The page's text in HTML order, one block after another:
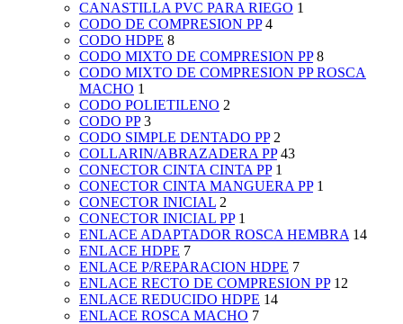
CANASTILLA PVC PARA RIEGO 1
CODO DE COMPRESION PP 4
CODO HDPE 8
CODO MIXTO DE COMPRESION PP 8
CODO MIXTO DE COMPRESION PP ROSCA
MACHO 1
CODO POLIETILENO 2
CODO PP 3
CODO SIMPLE DENTADO PP 2
COLLARIN/ABRAZADERA PP 43
CONECTOR CINTA CINTA PP 1
CONECTOR CINTA MANGUERA PP 1
CONECTOR INICIAL 2
CONECTOR INICIAL PP 1
ENLACE ADAPTADOR ROSCA HEMBRA 14
ENLACE HDPE 7
ENLACE P/REPARACION HDPE 7
ENLACE RECTO DE COMPRESION PP 12
ENLACE REDUCIDO HDPE 14
ENLACE ROSCA MACHO 7